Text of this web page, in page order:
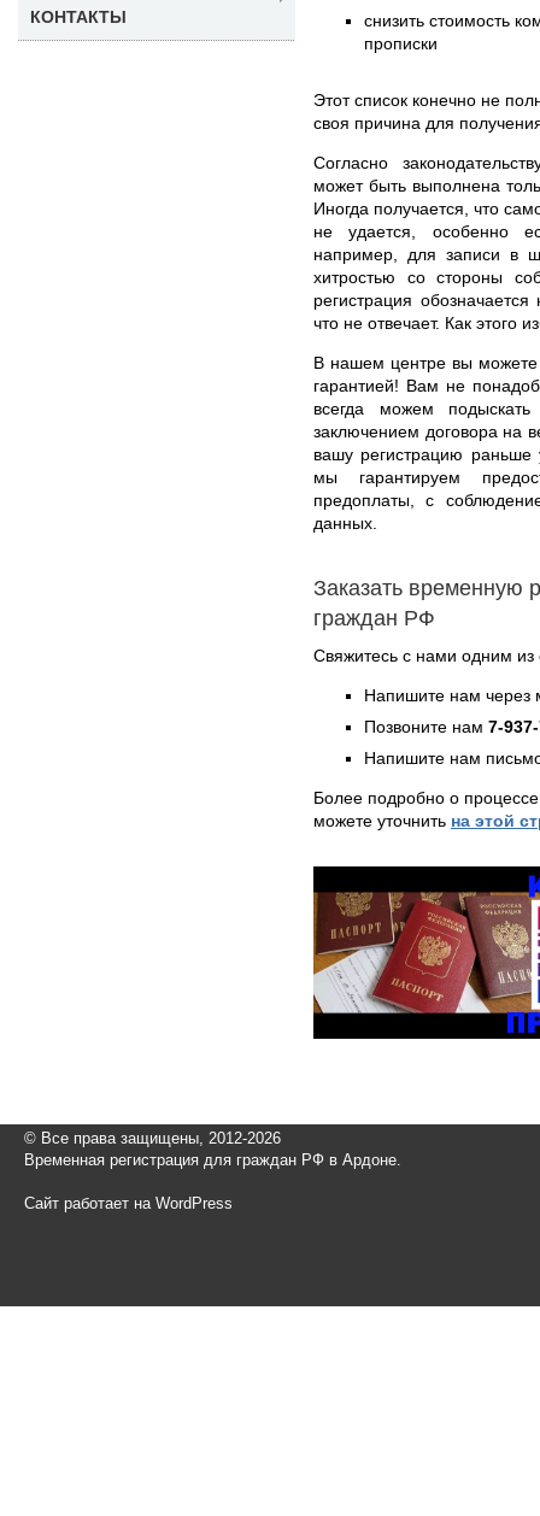
снизить стоимость
прописки
Этот список конечно не
своя причина для
Согласно
может быть выполнена
Иногда получается, что
не удается, особенно
например, для записи в
хитростью со стороны
регистрация
что не отвечает. Как этого
В нашем центре вы
гарантией! Вам не
всегда можем
заключением договора на
вашу регистрацию раньше
мы гарантируем
предоплаты, с
данных.
Заказать временную
граждан РФ
Свяжитесь с нами одним
Напишите нам через
Позвоните нам 7-
Напишите нам
Более подробно о
можете уточнить на этой
КОНТАКТЫ
© Все права защищены, 2012-2026
Временная регистрация для граждан РФ в Ардоне.
Сайт работает на WordPress